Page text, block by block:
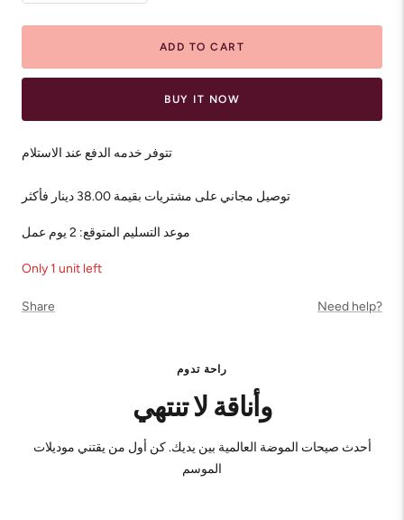
ADD TO CART
BUY IT NOW
تتوفر خدمه الدفع عند الاستلام
توصيل مجاني على مشتريات بقيمة 38.00 دينار فأكثر
Only 1 unit left
Share Need help?
راحة تدوم
وأناقة لا تنتهي
أحدث صيحات الموضة العالمية بين يديك. كن أول من يقتني موديلات
الموسم